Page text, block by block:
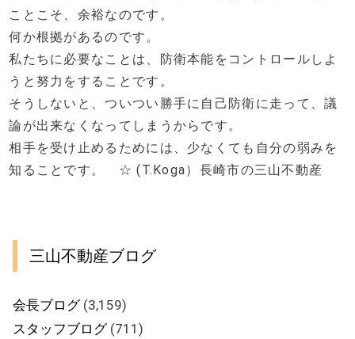
ことこそ、余裕なのです。
何か根拠があるのです。
私たちに必要なことは、防衛本能をコントロールしよ
うと努力をすることです。
そうしないと、ついつい勝手に自己防衛に走って、議
論が出来なくなってしまうからです。
相手を受け止めるためには、少なくても自分の弱みを
知ることです。 ☆ (T.Koga）長崎市の三山不動産
三山不動産ブログ
会長ブログ(3,159)
スタッフブログ(711)